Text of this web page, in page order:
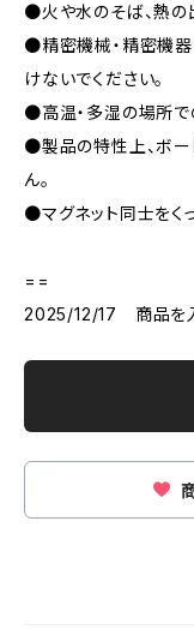
●火や水のそば、熱の
●精密機械・精密機器
けないでください。
●高温・多湿の場所で
●製品の特性上、ボー
ん。
●マグネット同士をく
==
2025/12/17 商品を入